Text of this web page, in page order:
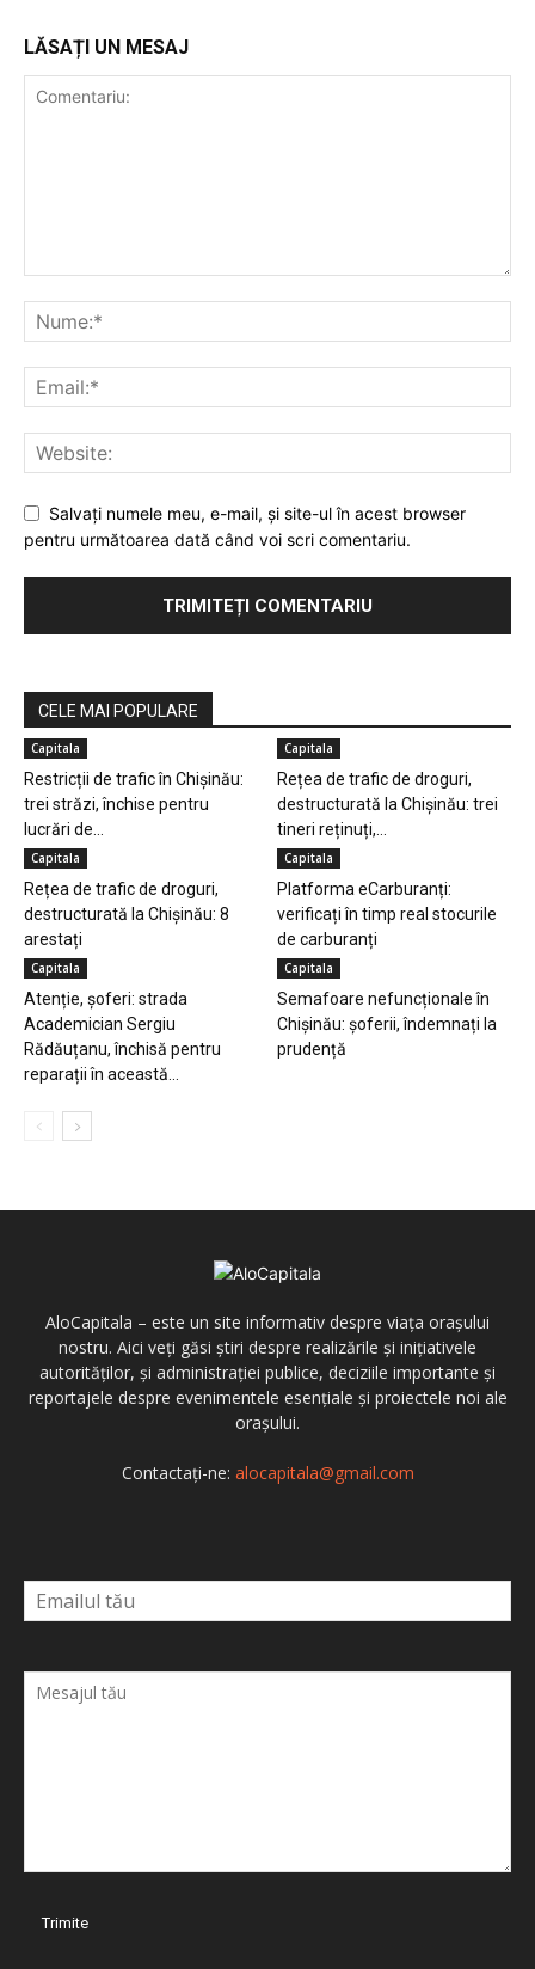
LĂSAȚI UN MESAJ
Salvaţi numele meu, e-mail, şi site-ul în acest browser
pentru următoarea dată când voi scri comentariu.
CELE MAI POPULARE
Capitala
Restricții de trafic în Chișinău:
trei străzi, închise pentru
lucrări de...
Capitala
Rețea de trafic de droguri,
destructurată la Chișinău: trei
tineri reținuți,...
Capitala
Rețea de trafic de droguri,
destructurată la Chișinău: 8
arestați
Capitala
Platforma eCarburanți:
verificați în timp real stocurile
de carburanți
Capitala
Atenție, șoferi: strada
Academician Sergiu
Rădăuțanu, închisă pentru
reparații în această...
Capitala
Semafoare nefuncționale în
Chișinău: șoferii, îndemnați la
prudență
AloCapitala – este un site informativ despre viața orașului
nostru. Aici veți găsi știri despre realizările și inițiativele
autorităților, și administrației publice, deciziile importante și
reportajele despre evenimentele esențiale și proiectele noi ale
orașului.
Contactați-ne: alocapitala@gmail.com